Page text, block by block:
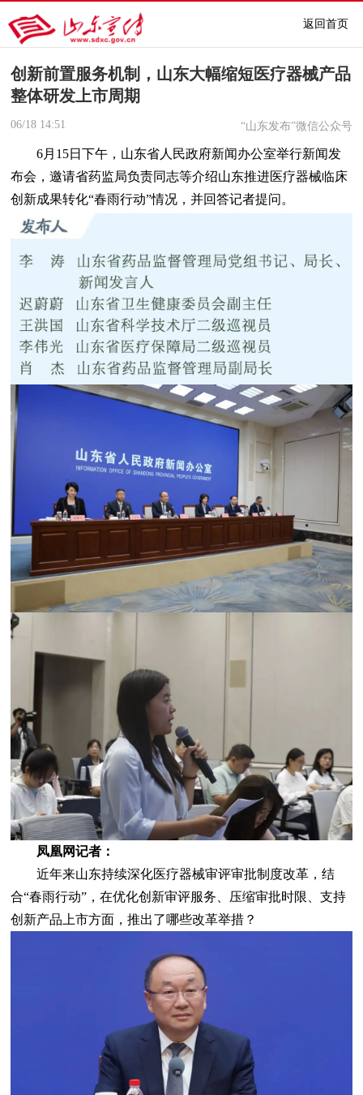
返回首页
创新前置服务机制，山东大幅缩短医疗器械产品
整体研发上市周期
06/18 14:51 “山东发布”微信公众号
6月15日下午，山东省人民政府新闻办公室举行新闻发
布会，邀请省药监局负责同志等介绍山东推进医疗器械临床
创新成果转化“春雨行动”情况，并回答记者提问。
凤凰网记者：
近年来山东持续深化医疗器械审评审批制度改革，结
合“春雨行动”，在优化创新审评服务、压缩审批时限、支持
创新产品上市方面，推出了哪些改革举措？